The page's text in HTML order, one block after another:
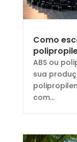
Como
ABS ou
sua
com...